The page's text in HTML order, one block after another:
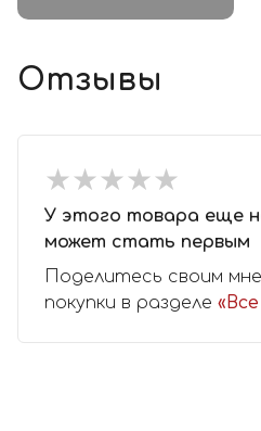
Отзывы
★★★★★
★★★★★
У этого товара еще
может стать первым
Поделитесь своим
покупки в разделе